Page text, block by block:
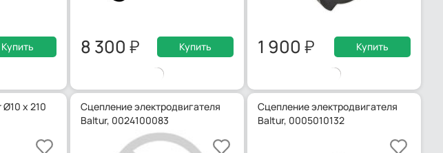
Купить 8 300 Купить 1 900 Купить
x 210
Сцепление электродвигателя
Baltur, 0024100083
Сцепление электродвигателя
Baltur, 0005010132